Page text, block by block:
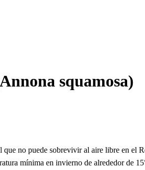
squamosa)
no puede sobrevivir al aire libre en el
mínima en invierno de alrededor de